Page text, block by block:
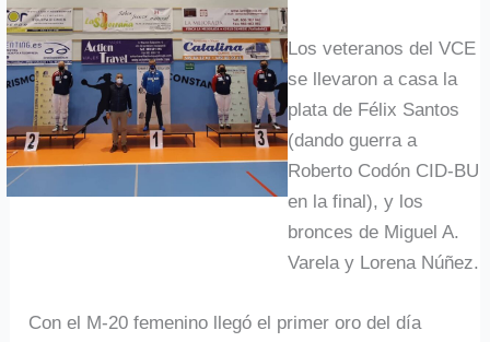
Los veteranos del VCE
se llevaron a casa la
plata de Félix Santos
(dando guerra a
Roberto Codón CID-BU
en la final), y los
bronces de Miguel A.
Varela y Lorena Núñez.
Con el M-20 femenino llegó el primer oro del día